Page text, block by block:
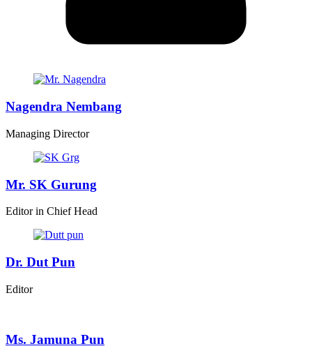
Nagendra Nembang
Managing Director
Mr. SK Gurung
Editor in Chief Head
Dr. Dut Pun
Editor
Ms. Jamuna Pun